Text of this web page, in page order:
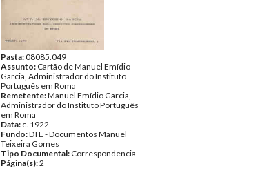
Pasta:08085.049
Assunto: Cartão de Manuel Emídio
Garcia, Administrador do Instituto
Português em Roma
Remetente:Manuel Emídio Garcia,
Administrador do Instituto Português
em Roma
Data: c. 1922
Fundo:DTE - Documentos Manuel
Teixeira Gomes
Tipo Documental: Correspondencia
Página(s):2